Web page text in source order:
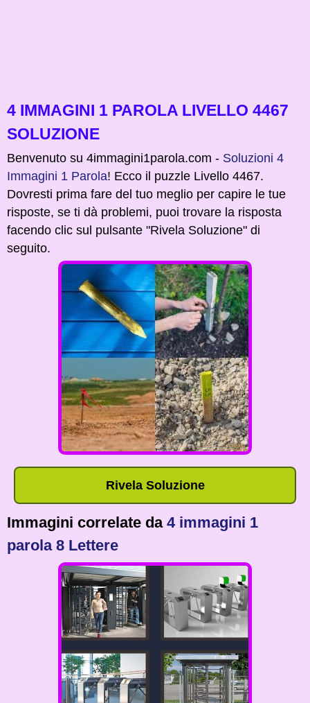
4 IMMAGINI 1 PAROLA LIVELLO 4467
SOLUZIONE
Benvenuto su 4immagini1parola.com - Soluzioni 4
Immagini 1 Parola! Ecco il puzzle Livello 4467.
Dovresti prima fare del tuo meglio per capire le tue
risposte, se ti dà problemi, puoi trovare la risposta
facendo clic sul pulsante "Rivela Soluzione" di
seguito.
Rivela Soluzione
Immagini correlate da 4 immagini 1
parola 8 Lettere